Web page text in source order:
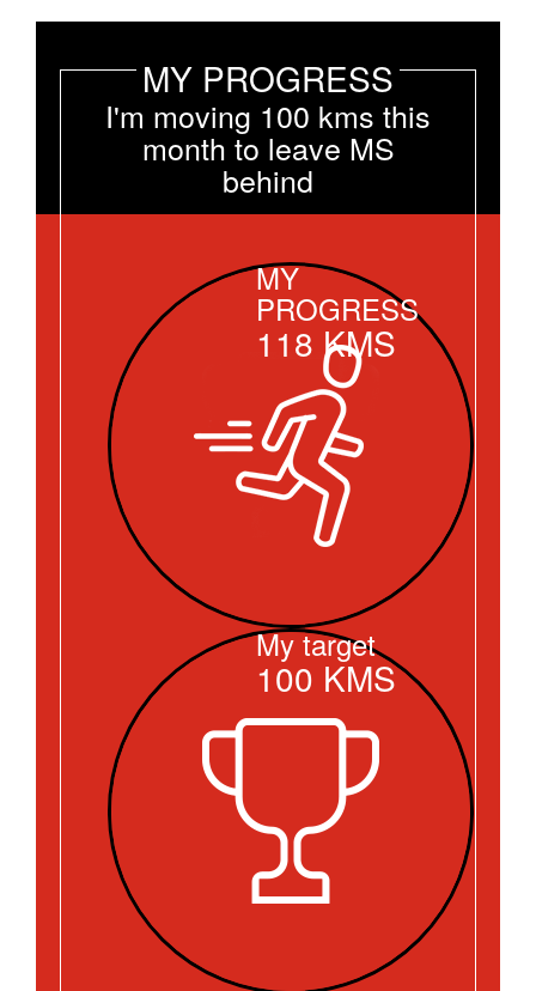
MY PROGRESS
I'm moving 100 kms this
month to leave MS
behind
MY
PROGRESS
118 KMS
My target
100 KMS